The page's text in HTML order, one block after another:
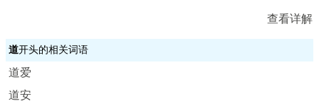
查看详解
道开头的相关词语
道爱
道安